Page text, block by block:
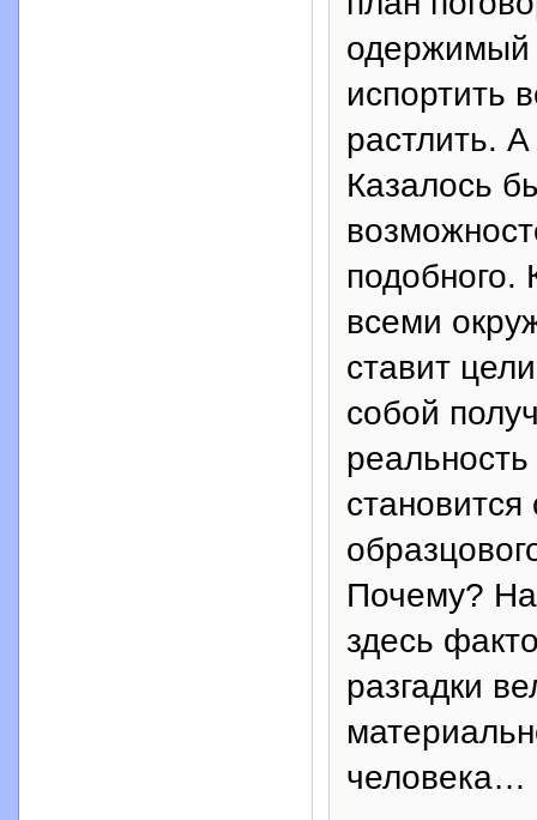
одержимый
испортить
растлить.
Казалось
подобного.
всеми
ставит
собой
Почему?
здесь
разгадки
человека…